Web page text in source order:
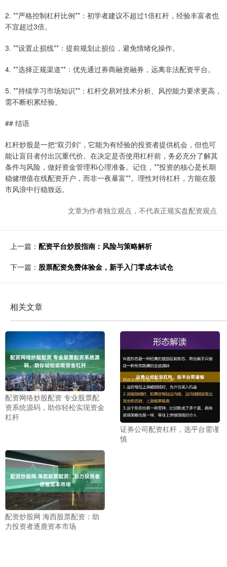
2. **严格控制杠杆比例**：初学者建议不超过1倍杠杆，经验丰富者也
不宜超过3倍。
3. **设置止损线**：提前规划止损位，避免情绪化操作。
4. **选择正规渠道**：优先通过券商融资融券，远离非法配资平台。
5. **持续学习市场知识**：杠杆交易对技术分析、风控能力要求更高，
需不断积累经验。
## 结语
杠杆炒股是一把“双刃剑”，它能为有经验的投资者提供机会，但也可
能让盲目者付出沉重代价。在决定是否使用杠杆前，务必充分了解其
条件与风险，做好资金管理和心理准备。记住，**投资的核心是长期
稳健增值在线配资开户，而非一夜暴富**。理性对待杠杆，方能在股
市风浪中行稳致远。
文章为作者独立观点，不代表正规实盘配资观点
上一篇： 配资平台炒股指南：风险与策略解析
下一篇： 股票配资免费体验金，新手入门零成本试仓
相关文章
配资网络炒股配资 专业股票配
资系统源码，助你轻松实现资金
杠杆
证券公司配资杠杆，选平台需谨
慎
配资炒股网 海西股票配资：助
力投资者逐鹿资本市场